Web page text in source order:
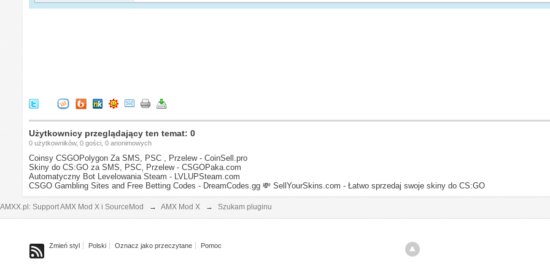
Użytkownicy przeglądający ten temat: 0
0 użytkowników, 0 gości, 0 anonimowych
Coinsy CSGOPolygon Za SMS, PSC , Przelew - CoinSell.pro
Skiny do CS:GO za SMS, PSC, Przelew - CSGOPaka.com
Automatyczny Bot Levelowania Steam - LVLUPSteam.com
CSGO Gambling Sites and Free Betting Codes - DreamCodes.gg 💸 SellYourSkins.com - Łatwo sprzedaj swoje skiny do CS:GO
AMXX.pl: Support AMX Mod X i SourceMod → AMX Mod X → Szukam pluginu
Zmień styl Polski Oznacz jako przeczytane Pomoc